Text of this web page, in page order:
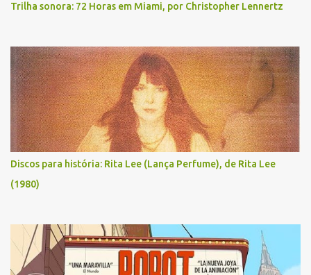
Trilha sonora: 72 Horas em Miami, por Christopher Lennertz
Discos para história: Rita Lee (Lança Perfume), de Rita Lee
(1980)